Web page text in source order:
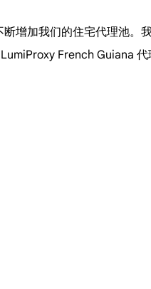
增加我们的住宅代理池。
French Guiana